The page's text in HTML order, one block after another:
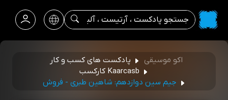
اکو موسیقی
پادکست‌ های کسب‌ و کار
Kaarcasb کارکسب
جیم سین دوازدهم: شاهین طبری - فروش